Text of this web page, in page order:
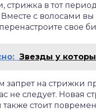
стрижка в тот
с волосами
свое
Звезды у
запрет на стрижки
не следует. Новая
стоит